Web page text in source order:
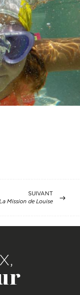
SUIVANT
Mission de Louise